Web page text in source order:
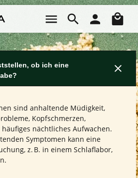
ob ich eine
sind anhaltende Müdigkeit,
Kopfschmerzen,
nächtliches Aufwachen.
Symptomen kann eine
z. B. in einem Schlaflabor,